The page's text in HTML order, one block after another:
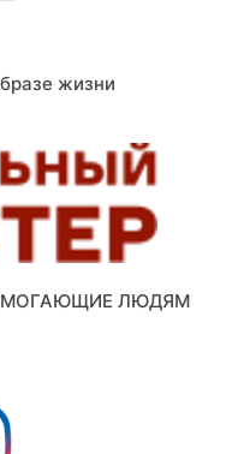
жизни
ЛЮДЯМ